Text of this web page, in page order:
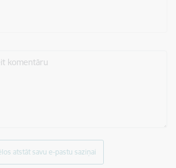
komentāru
atstāt savu e-pastu saziņai